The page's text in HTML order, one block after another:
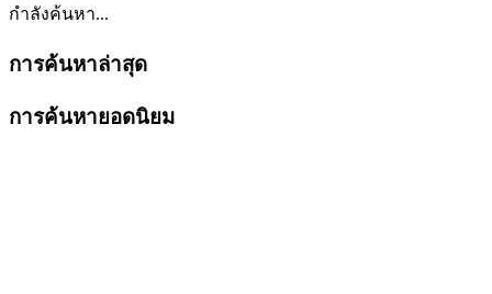
กำลังค้นหา...
การค้นหาล่าสุด
การค้นหายอดนิยม